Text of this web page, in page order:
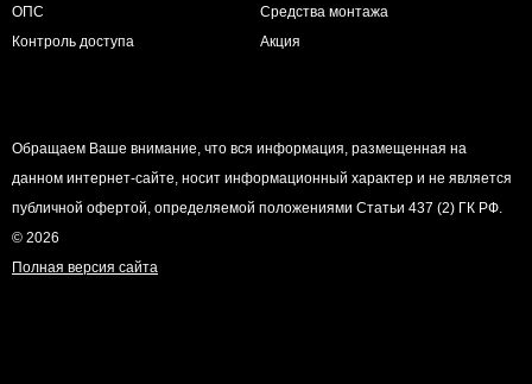
ОПС
Контроль доступа
Средства монтажа
Акция
Обращаем Ваше внимание, что вся информация, размещенная на
данном интернет-сайте, носит информационный характер и не является
публичной офертой, определяемой положениями Статьи 437 (2) ГК РФ.
© 2026
Полная версия сайта